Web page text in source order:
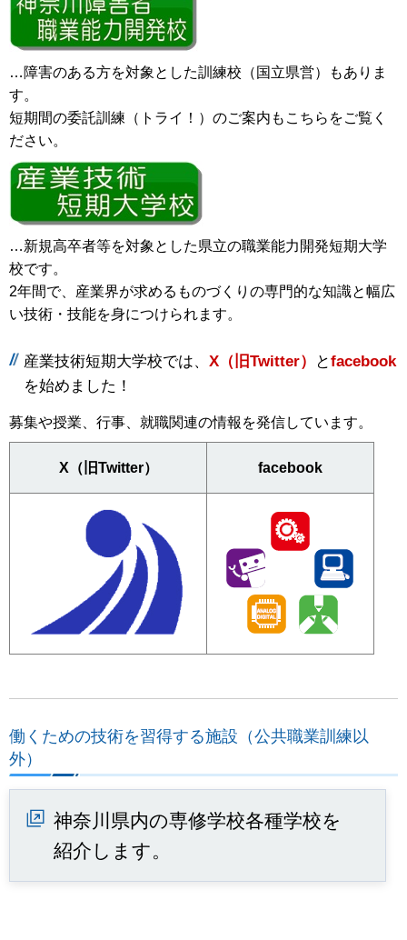
…障害のある方を対象とした訓練校（国立県営）もありま
す。
短期間の委託訓練（トライ！）のご案内もこちらをご覧く
ださい。
…新規高卒者等を対象とした県立の職業能力開発短期大学
校です。
2年間で、産業界が求めるものづくりの専門的な知識と幅広
い技術・技能を身につけられます。
産業技術短期大学校では、 X（旧Twitter） とfacebook
を始めました！
募集や授業、行事、就職関連の情報を発信しています。
X（旧Twitter） facebook
働くための技術を習得する施設（公共職業訓練以
外）
神奈川県内の専修学校各種学校を
紹介します。